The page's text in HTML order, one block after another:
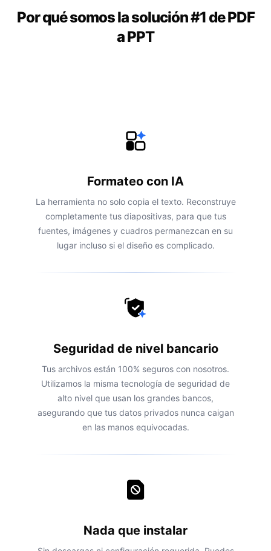
Por qué somos la solución #1 de PDF
a PPT
Formateo con IA
La herramienta no solo copia el texto. Reconstruye
completamente tus diapositivas, para que tus
fuentes, imágenes y cuadros permanezcan en su
lugar incluso si el diseño es complicado.
Seguridad de nivel bancario
Tus archivos están 100% seguros con nosotros.
Utilizamos la misma tecnología de seguridad de
alto nivel que usan los grandes bancos,
asegurando que tus datos privados nunca caigan
en las manos equivocadas.
Nada que instalar